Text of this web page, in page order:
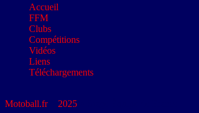
Accueil
FFM
Clubs
Compétitions
Vidéos
Liens
Téléchargements
Motoball.fr> 2025